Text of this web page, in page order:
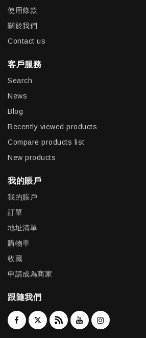
使用條款
關於我們
Contact us
客戶服務
Search
News
Blog
Recently viewed products
Compare products list
New products
我的賬戶
我的賬戶
訂單
地址清單
購物車
收藏
申請成為商家
跟隨我們